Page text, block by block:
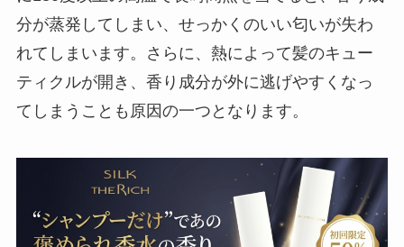
分が蒸発してしまい、せっかくのいい匂いが失わ
れてしまいます。さらに、熱によって髪のキュー
ティクルが開き、香り成分が外に逃げやすくなっ
てしまうことも原因の一つとなります。